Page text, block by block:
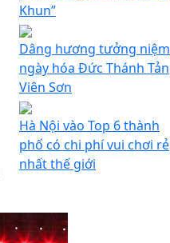
Khun”
Dâng hương tưởng niệm
ngày hóa Đức Thánh Tản
Viên Sơn
Hà Nội vào Top 6 thành
phố có chi phí vui chơi rẻ
nhất thế giới